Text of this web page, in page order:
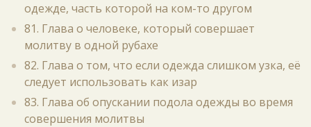
одежде, часть которой на ком-то другом
81. Глава о человеке, который совершает
молитву в одной рубахе
82. Глава о том, что если одежда слишком узка, её
следует использовать как изар
83. Глава об опускании подола одежды во время
совершения молитвы